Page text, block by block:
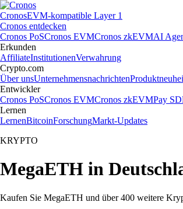
CronosEVM-kompatible Layer 1
Cronos entdecken
Cronos PoSCronos EVMCronos zkEVMAI
Erkunden
AffiliateInstitutionenVerwahrung
Crypto.com
Über unsUnternehmensnachrichten
Entwickler
Cronos PoSCronos EVMCronos zkEVMPay
Lernen
LernenBitcoinForschungMarkt-Updates
KRYPTO
MegaETH in
Kaufen Sie MegaETH und über 400 weitere